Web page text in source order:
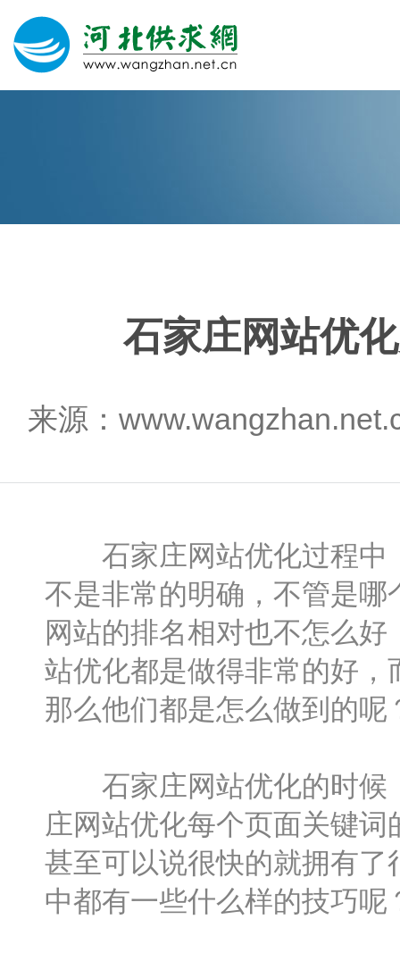
石家庄网站优
来源：
石家庄网站优化过程中
不是非常的明确，不管是
网站的排名相对也不怎么
站优化都是做得非常的好
那么他们都是怎么做到的呢
石家庄网站优化的时
庄网站优化每个页面关键
甚至可以说很快的就拥有
中都有一些什么样的技巧呢